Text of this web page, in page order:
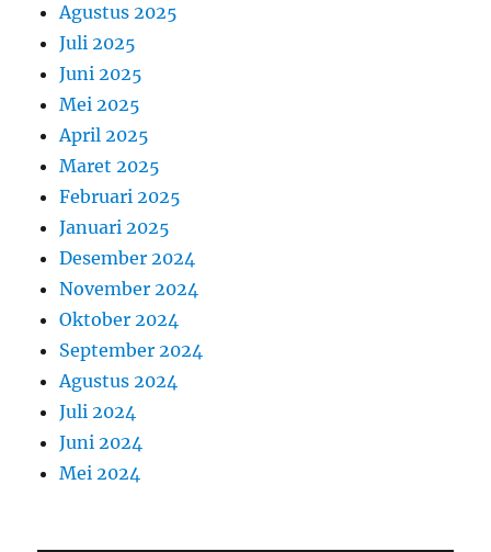
Agustus 2025
Juli 2025
Juni 2025
Mei 2025
April 2025
Maret 2025
Februari 2025
Januari 2025
Desember 2024
November 2024
Oktober 2024
September 2024
Agustus 2024
Juli 2024
Juni 2024
Mei 2024